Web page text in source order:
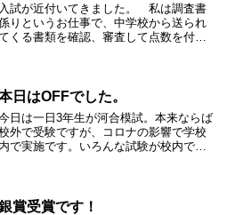
入試が近付いてきました。 私は調査書
りというお仕事で、中学校から送られ
くる書類を確認、審査して点数を付け
に書類の字が細かい・...
日はOFFでした。
日は一日3年生が河合模試。本来ならば
外で受験ですが、コロナの影響で学校
内で実施です。いろんな試験が校内でじ
で、朝からランニン...
賞受賞です！